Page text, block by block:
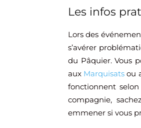
​Les infos
Lors des
s’avérer
du Pâquier. Vous
aux Marquisats ou
fonctionnent
compagnie,
emmener si vous